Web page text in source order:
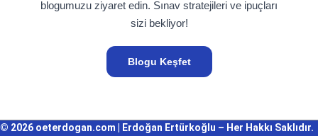
blogumuzu ziyaret edin. Sınav stratejileri ve ipuçları
sizi bekliyor!
Blogu Keşfet
© 2026 oeterdogan.com | Erdoğan Ertürkoğlu – Her Hakkı Saklıdır.